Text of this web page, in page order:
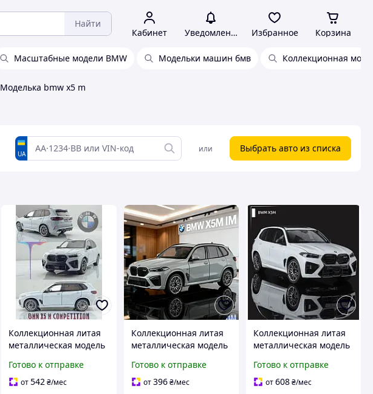
Найти
Кабинет Уведомления Избранное Корзина
Масштабные модели BMW Модельки машин бмв Коллекционная
Моделька bmw x5 m
UA или Выбрать авто из списка
Коллекционная литая
металлическая модель
(F95) Competition LCI
1:18 серая
Готово к отправке
от542₴/мес
Коллекционная литая
металлическая модель
(F95) Competition LCI
1:24 серая со светом и
Готово к отправке
от396 ₴/мес
Коллекционная литая
металлическая модель
(F95) Competition LCI
1:18 белая
Готово к отправке
от608₴/мес